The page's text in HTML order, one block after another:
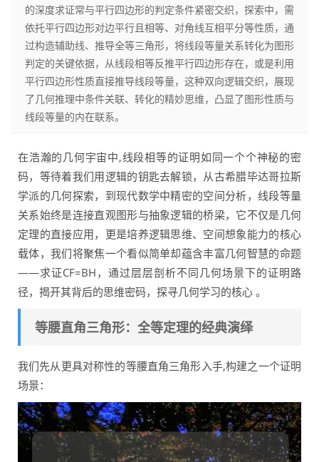
的深度求证常与平行四边形的判定条件紧密交织，探索中，需
依托平行四边形对边平行且相等、对角线互相平分等性质，通
过构造辅助线、推导全等三角形，将线段等量关系转化为图形
判定的关键依据，从线段相等反推平行四边形存在，或是利用
平行四边形性质直接推导线段等量，这种双向逻辑交织，展现
了几何推理中条件关联、转化的精妙思维，凸显了图形性质与
线段等量的内在联系。
在浩瀚的几何宇宙中,线段相等的证明如同一个个神秘的密
码，等待着我们用逻辑的钥匙去解锁，从古希腊毕达哥拉斯
学派的几何探索，到现代数学中精密的空间分析，线段等量
关系始终是连接直观图形与抽象逻辑的桥梁，它不仅是几何
定理的直接应用，更是培养逻辑思维、空间想象能力的核心
载体，我们将聚焦一个看似简单却蕴含丰富几何智慧的命题
——求证CF=BH，通过层层剖析不同几何场景下的证明路
径，揭开其背后的思维密码，探寻几何学习的核心 。
等腰直角三角形：全等定理的经典演绎
我们先从更具对称性的等腰直角三角形入手,构建之一个证明
场景：